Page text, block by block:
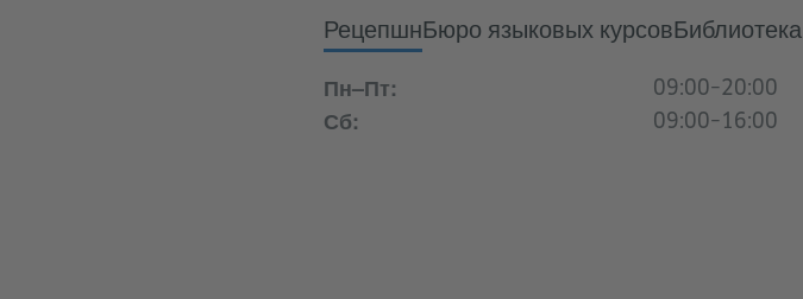
РецепшнБюро языковых курсовБиблиотека
Пн–Пт: 09:00–20:00
Сб: 09:00–16:00